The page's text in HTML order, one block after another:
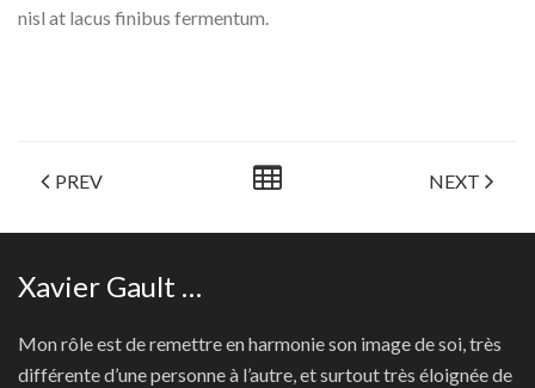
nisl at lacus finibus fermentum.
PREV NEXT
Xavier Gault …
Mon rôle est de remettre en harmonie son image de soi, très
différente d’une personne à l’autre, et surtout très éloignée de